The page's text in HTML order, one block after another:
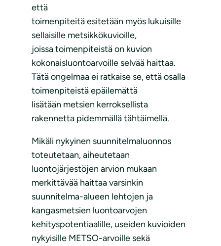
että
toimenpiteitä esitetään myös lukuisille
sellaisille metsikkökuvioille,
joissa toimenpiteistä on kuvion
kokonaisluontoarvoille selvää haittaa.
Tätä ongelmaa ei ratkaise se, että osalla
toimenpiteistä epäilemättä
lisätään metsien kerroksellista
rakennetta pidemmällä tähtäimellä.
Mikäli nykyinen suunnitelmaluonnos
toteutetaan, aiheutetaan
luontojärjestöjen arvion mukaan
merkittävää haittaa varsinkin
suunnitelma-alueen lehtojen ja
kangasmetsien luontoarvojen
kehityspotentiaalille, useiden kuvioiden
nykyisille METSO-arvoille sekä